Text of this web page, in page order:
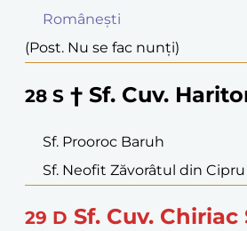
Românești
(Post. Nu se fac nunți)
28 S † Sf. Cuv.
Sf. Prooroc Baruh
Sf. Neofit Zăvorâtul din Cipru
29 D Sf. Cuv.